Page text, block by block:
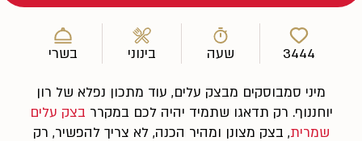
3444 שעה בינוני בשרי
מיני סמבוסקים מבצק עלים, עוד מתכון נפלא של רון
יוחננוף. רק תדאגו שתמיד יהיה לכם במקרר בצק עלים
שמרית, בצק מצונן ומהיר הכנה, לא צריך להפשיר, רק